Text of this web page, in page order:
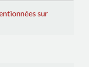
sur